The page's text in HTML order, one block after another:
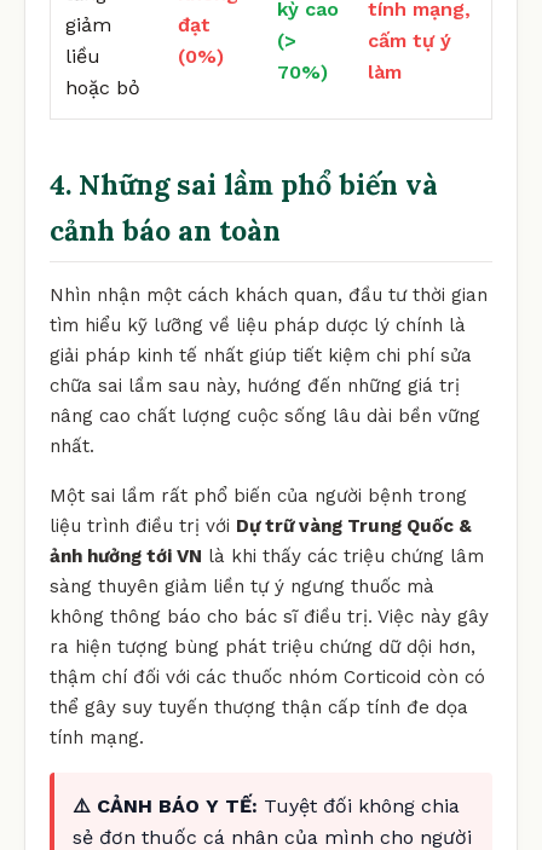
giảm
liều
hoặc bỏ
đạt
(0%)
kỳ cao
(>
70%)
tính mạng,
cấm tự ý
làm
4. Những sai lầm phổ biến và
cảnh báo an toàn
Nhìn nhận một cách khách quan, đầu tư thời gian
tìm hiểu kỹ lưỡng về liệu pháp dược lý chính là
giải pháp kinh tế nhất giúp tiết kiệm chi phí sửa
chữa sai lầm sau này, hướng đến những giá trị
nâng cao chất lượng cuộc sống lâu dài bền vững
nhất.
Một sai lầm rất phổ biến của người bệnh trong
liệu trình điều trị với Dự trữ vàng Trung Quốc &
ảnh hưởng tới VN là khi thấy các triệu chứng lâm
sàng thuyên giảm liền tự ý ngưng thuốc mà
không thông báo cho bác sĩ điều trị. Việc này gây
ra hiện tượng bùng phát triệu chứng dữ dội hơn,
thậm chí đối với các thuốc nhóm Corticoid còn có
thể gây suy tuyến thượng thận cấp tính đe dọa
tính mạng.
⚠️ CẢNH BÁO Y TẾ: Tuyệt đối không chia
sẻ đơn thuốc cá nhân của mình cho người